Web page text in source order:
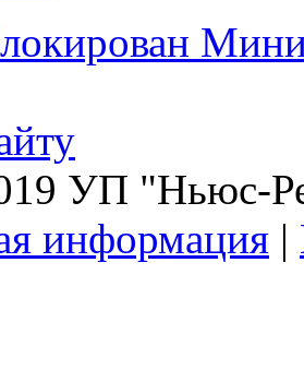
УП "Ньюс-
информация |